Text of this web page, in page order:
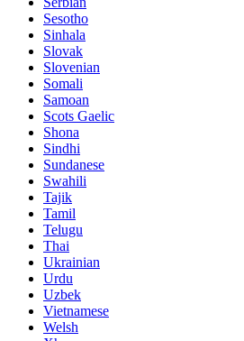
Sesotho
Sinhala
Slovak
Slovenian
Somali
Samoan
Scots Gaelic
Shona
Sindhi
Sundanese
Swahili
Tajik
Tamil
Telugu
Thai
Ukrainian
Urdu
Uzbek
Vietnamese
Welsh